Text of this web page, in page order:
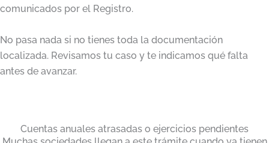
comunicados por el Registro.
No pasa nada si no tienes toda la documentación
localizada. Revisamos tu caso y te indicamos qué falta
antes de avanzar.
Cuentas anuales atrasadas o ejercicios pendientes